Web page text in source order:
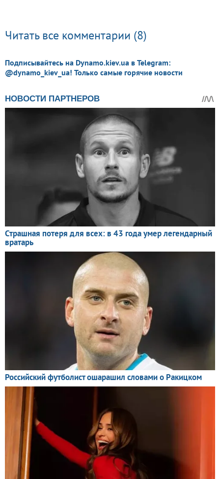
Читать все комментарии (8)
Подписывайтесь на Dynamo.kiev.ua в Telegram:
@dynamo_kiev_ua! Только самые горячие новости